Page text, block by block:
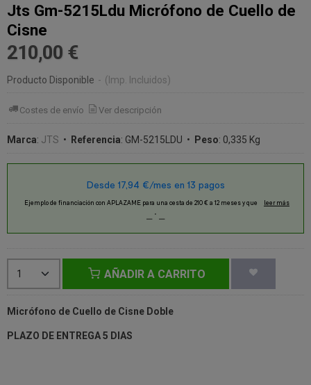
Jts Gm-5215Ldu Micrófono de Cuello de
Cisne
210,00 €
Producto Disponible - (Imp. Incluidos)
Costes de envío Ver descripción
Marca: JTS • Referencia: GM-5215LDU • Peso: 0,335 Kg
AÑADIR A CARRITO
Micrófono de Cuello de Cisne Doble
PLAZO DE ENTREGA 5 DIAS